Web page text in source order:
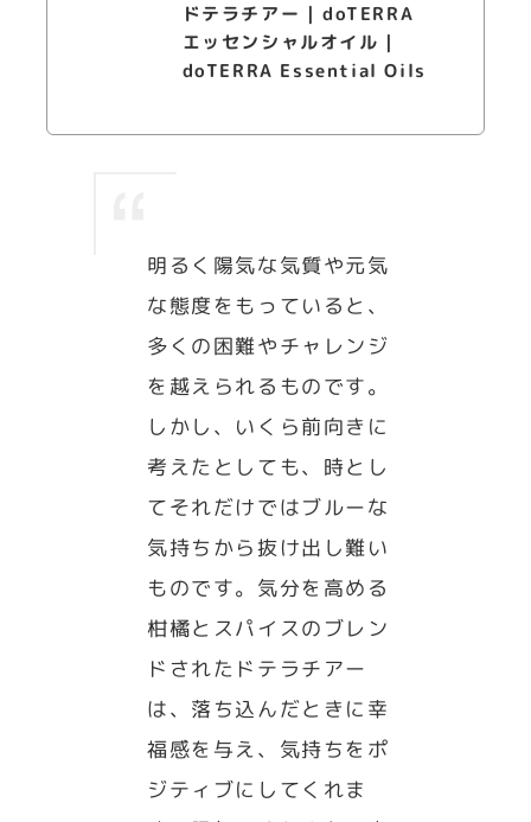
ドテラチアー | doTERRA
エッセンシャルオイル |
doTERRA Essential Oils
明るく陽気な気質や元気
な態度をもっていると、
多くの困難やチャレンジ
を越えられるものです。
しかし、いくら前向きに
考えたとしても、時とし
てそれだけではブルーな
気持ちから抜け出し難い
ものです。気分を高める
柑橘とスパイスのブレン
ドされたドテラチアー
は、落ち込んだときに幸
福感を与え、気持ちをポ
ジティブにしてくれま